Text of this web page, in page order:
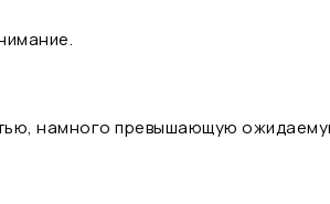
намного превышающую